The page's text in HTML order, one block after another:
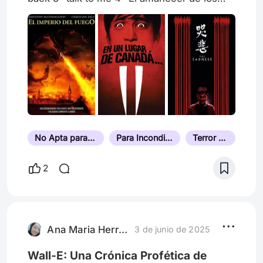
muertos (Snyder) 5- terrifier 1 y 3 6- La
mosca 7- Pearl 8- El exorcista 9- 1978 10-
sinners
No Apta para Personas Sensibles Para Incondicionales del Terror Terror Sobrenatural
2
Ana Maria Herrera Orjuela 3 de junio de 2025
Wall-E: Una Crónica Profética de